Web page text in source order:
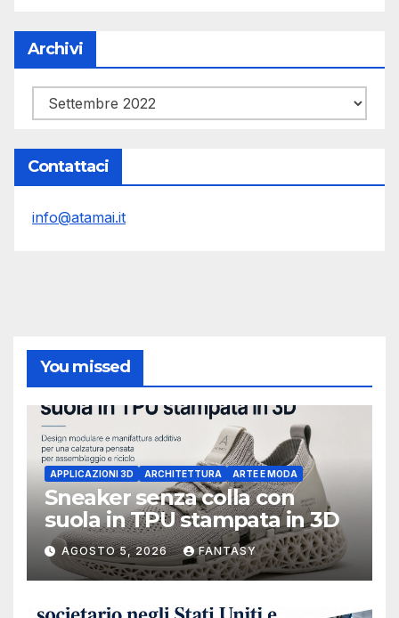
Archivi
Archivi
Contattaci
info@atamai.it
You missed
APPLICAZIONI 3D ARCHITETTURA ARTE E MODA
Sneaker senza colla con
suola in TPU stampata in 3D
AGOSTO 5, 2026 FANTASY